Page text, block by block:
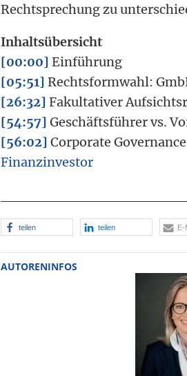
Rechtsprechung zu
Inhaltsübersicht
[00:00] Einführung
[05:51] Rechtsformwahl:
[26:32] Fakultativer
[54:57] Geschäftsführer vs.
[56:02] Corporate
Finanzinvestor
teilen teilen E-
AUTORENINFOS